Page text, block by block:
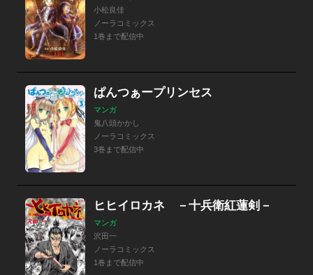
小松良佳
ノーラコミックス
1巻まで配信中
ぱんつぁープリンセス
マンガ
鬼八頭かかし
ノーラコミックス
3巻まで配信中
ヒヒイロカネ －十兵衛紅蓮剣－
マンガ
沢田一
ノーラコミックス
1巻まで配信中